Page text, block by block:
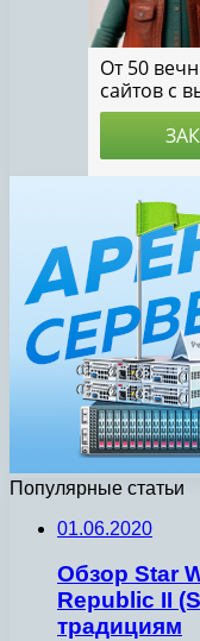
Популярные статьи
01.06.2020
Обзор Star
Republic II
традициям